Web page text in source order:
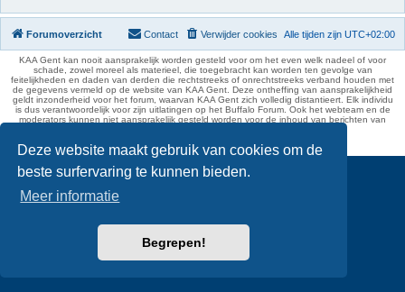
Deze website maakt gebruik van cookies om de
beste surfervaring te kunnen bieden.
Meer informatie
Begrepen!
Forumoverzicht Alle tijden zijn UTC+02:00
Verwijder cookies
Contact
KAA Gent kan nooit aansprakelijk worden gesteld voor om het even welk nadeel of voor
schade, zowel moreel als materieel, die toegebracht kan worden ten gevolge van
feitelijkheden en daden van derden die rechtstreeks of onrechtstreeks verband houden met
de gegevens vermeld op de website van KAA Gent. Deze ontheffing van aansprakelijkheid
geldt inzonderheid voor het forum, waarvan KAA Gent zich volledig distantieert. Elk individu
is dus verantwoordelijk voor zijn uitlatingen op het Buffalo Forum. Ook het webteam en de
moderators kunnen niet aansprakelijk gesteld worden voor de inhoud van berichten van